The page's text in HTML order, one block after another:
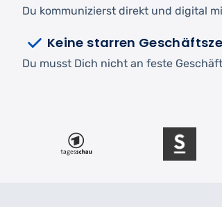
Du kommunizierst direkt und digital
Keine starren
Du musst Dich nicht an feste